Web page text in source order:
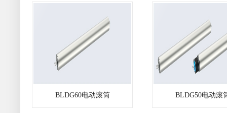
BLDG60电动滚筒 BLDG50电动滚